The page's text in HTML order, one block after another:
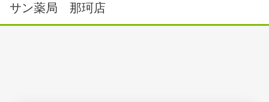
サン薬局 那珂店